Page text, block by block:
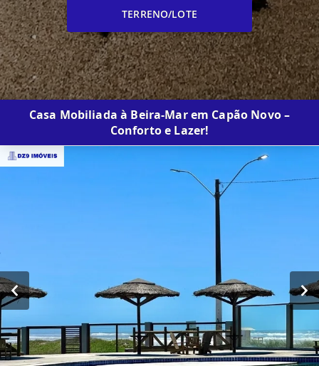
TERRENO/LOTE
Casa Mobiliada à Beira-Mar em Capão Novo –
Conforto e Lazer!